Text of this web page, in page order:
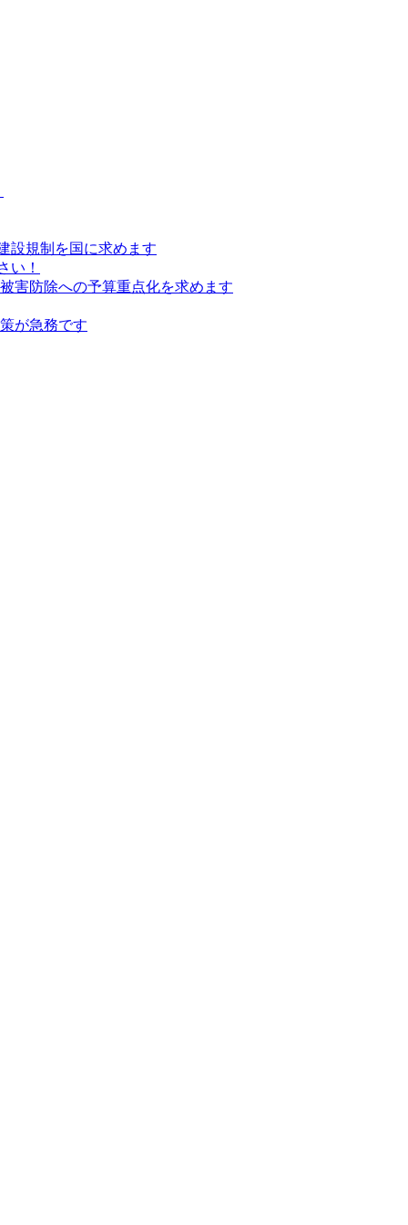
設規制を国に求めます
い！
害防除への予算重点化を求めます
が急務です